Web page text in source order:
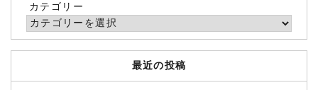
カテゴリー
最近の投稿